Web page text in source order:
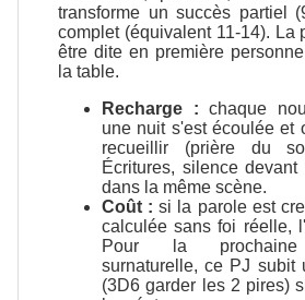
transforme un succès partiel
complet (équivalent 11-14). La
être dite en première
la table.
Recharge : chaque
une nuit s'est écoulée et
recueillir (prière du
Écritures, silence
dans la même scène.
Coût : si la parole est
calculée sans foi réelle,
Pour la prochaine
surnaturelle, ce PJ subit
(3D6 garder les 2 pires)